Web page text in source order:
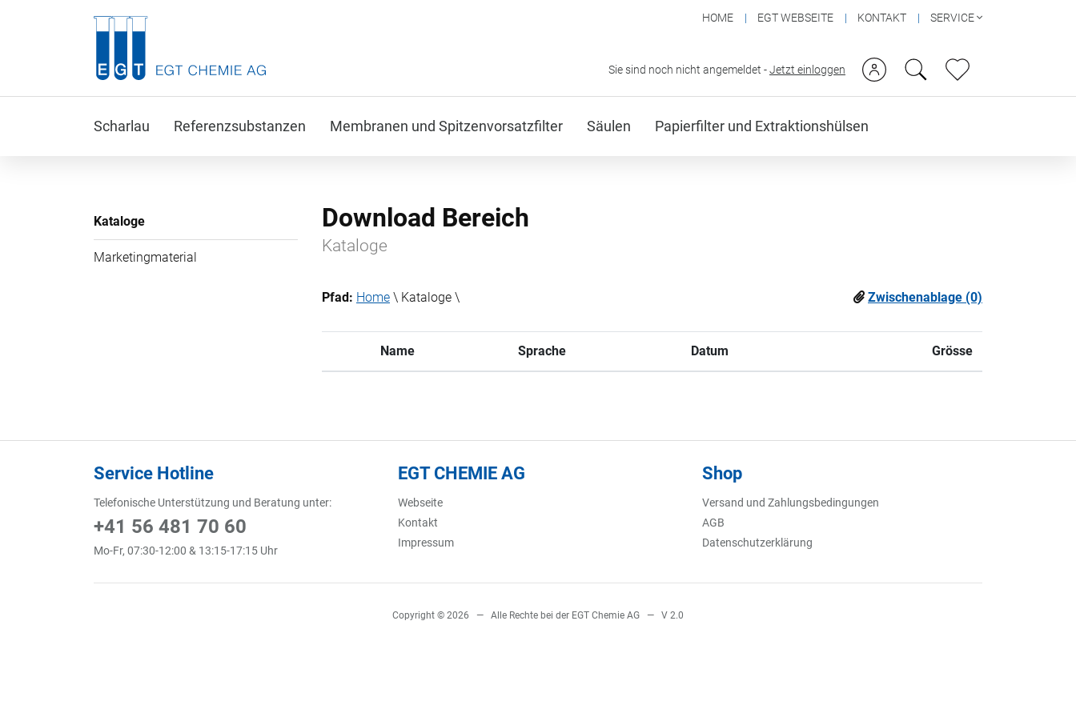
HOME EGT WEBSEITE KONTAKT SERVICE
Sie sind noch nicht angemeldet -Jetzt einloggen
Scharlau Referenzsubstanzen Membranen und Spitzenvorsatzfilter Säulen Papierfilter und Extraktionshülsen
Kataloge
Marketingmaterial
Download Bereich
Kataloge
Pfad: Home \ Kataloge \ Zwischenablage (0)
Name Sprache Datum Grösse
Service Hotline
Telefonische Unterstützung und Beratung unter:
+41 56 481 70 60
Mo-Fr, 07:30-12:00 & 13:15-17:15 Uhr
EGT CHEMIE AG
Webseite
Kontakt
Impressum
Shop
Versand und Zahlungsbedingungen
AGB
Datenschutzerklärung
Copyright © 2026 — Alle Rechte bei der EGT Chemie AG — V 2.0